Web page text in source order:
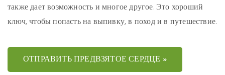
также дает возможность и многое другое. Это хороший
ключ, чтобы попасть на выпивку, в поход и в путешествие.
ОТПРАВИТЬ ПРЕДВЗЯТОЕ СЕРДЦЕ »